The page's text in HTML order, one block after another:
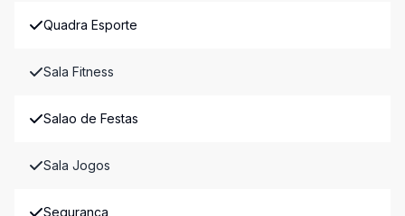
Quadra Esporte
Sala Fitness
Salao de Festas
Sala Jogos
Seguranca